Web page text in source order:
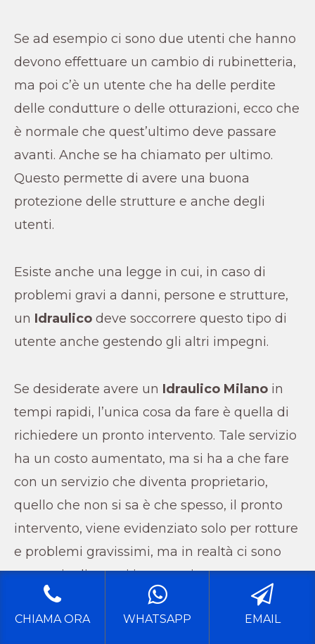
Se ad esempio ci sono due utenti che hanno
devono effettuare un cambio di rubinetteria,
ma poi c’è un utente che ha delle perdite
delle condutture o delle otturazioni, ecco che
è normale che quest’ultimo deve passare
avanti. Anche se ha chiamato per ultimo.
Questo permette di avere una buona
protezione delle strutture e anche degli
utenti.
Esiste anche una legge in cui, in caso di
problemi gravi a danni, persone e strutture,
un Idraulicodeve soccorrere questo tipo di
utente anche gestendo gli altri impegni.
Se desiderate avere un Idraulico Milanoin
tempi rapidi, l’unica cosa da fare è quella di
richiedere un pronto intervento. Tale servizio
ha un costo aumentato, ma si ha a che fare
con un servizio che diventa proprietario,
quello che non si sa è che spesso, il pronto
intervento, viene evidenziato solo per rotture
e problemi gravissimi, ma in realtà ci sono
una serie di pronti interventi.
Si richiedere un pronto intervento per:
CHIAMA ORA WHATSAPP EMAIL